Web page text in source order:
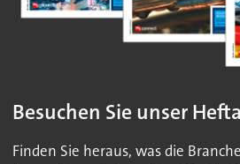
Besuchen Sie unser
Finden Sie heraus, was die